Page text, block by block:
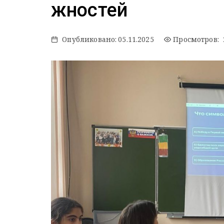
жностей
Опубликовано: 05.11.2025 Просмотров: